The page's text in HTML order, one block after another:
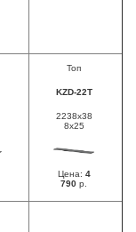
Топ
KZD-22T
2238х38
8х25
Цена: 4
790 р.